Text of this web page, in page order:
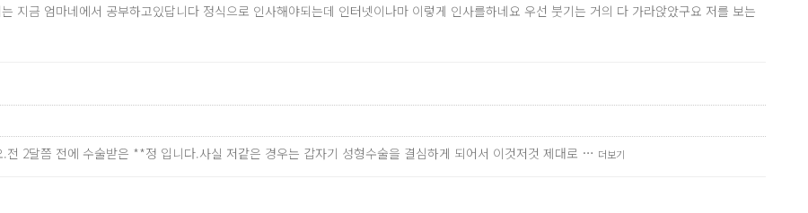
지금 엄마네에서 공부하고있답니다 정식으로 인사해야되는데 인터넷이나마 이렇게 인사를하네요 우선 붓기는 거의 다 가라앉았구요 저를 보는
2달쯤 전에 수술받은 **정 입니다.사실 저같은 경우는 갑자기 성형수술을 결심하게 되어서 이것저것 제대로 … 더보기